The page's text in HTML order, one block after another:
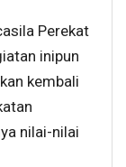
Perekat
inipun
kembali
nilai-nilai